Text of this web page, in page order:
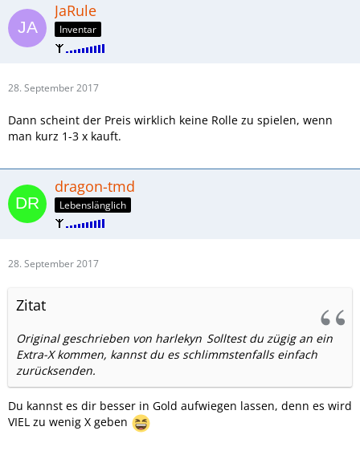
JaRule
Inventar
28. September 2017
Dann scheint der Preis wirklich keine Rolle zu spielen, wenn
man kurz 1-3 x kauft.
dragon-tmd
Lebenslänglich
28. September 2017
Zitat
Original geschrieben von harlekyn Solltest du zügig an ein
Extra-X kommen, kannst du es schlimmstenfalls einfach
zurücksenden.
Du kannst es dir besser in Gold aufwiegen lassen, denn es wird
VIEL zu wenig X geben